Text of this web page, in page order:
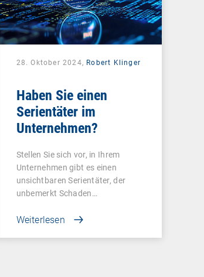
28. Oktober 2024, Robert Klinger
Haben Sie einen
Serientäter im
Unternehmen?
Stellen Sie sich vor, in Ihrem
Unternehmen gibt es einen
unsichtbaren Serientäter, der
unbemerkt Schaden…
Weiterlesen